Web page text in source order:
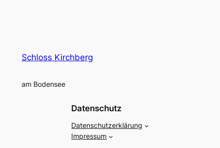
Schloss Kirchberg
am Bodensee
Datenschutz
Datenschutzerklärung
Impressum